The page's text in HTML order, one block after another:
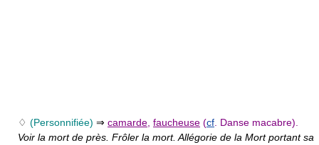
♢ (Personnifiée) ⇒ camarde faucheuse (cf . Danse macabre).
Voir la mort de près. Frôler la mort. Allégorie de la Mort portant sa